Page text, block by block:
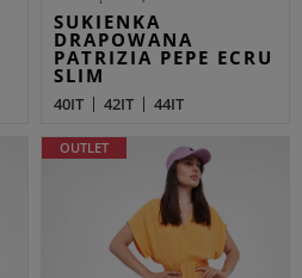
SUKIENKA
DRAPOWANA
PATRIZIA PEPE ECRU
SLIM
40IT 42IT 44IT
OUTLET